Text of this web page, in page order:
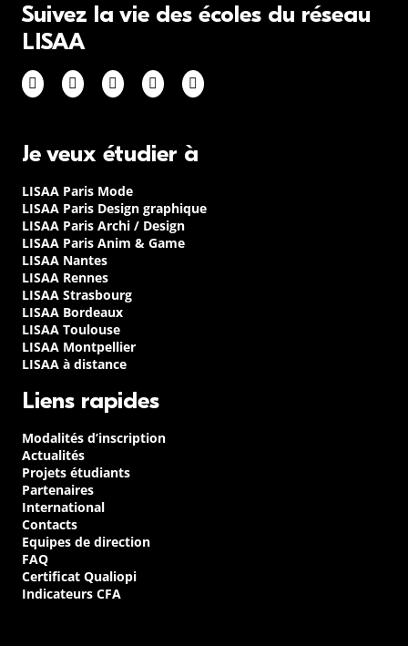
Suivez la vie des écoles du réseau
LISAA
Je veux étudier à
LISAA Paris Mode
LISAA Paris Design graphique
LISAA Paris Archi / Design
LISAA Paris Anim & Game
LISAA Nantes
LISAA Rennes
LISAA Strasbourg
LISAA Bordeaux
LISAA Toulouse
LISAA Montpellier
LISAA à distance
Liens rapides
Modalités d’inscription
Actualités
Projets étudiants
Partenaires
International
Contacts
Equipes de direction
FAQ
Certificat Qualiopi
Indicateurs CFA